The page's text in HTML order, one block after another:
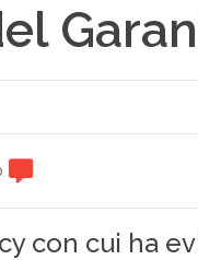
con cui ha